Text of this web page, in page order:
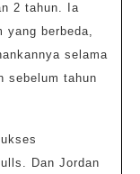
2 tahun. Ia
yang berbeda,
selama
sebelum tahun
Dan Jordan